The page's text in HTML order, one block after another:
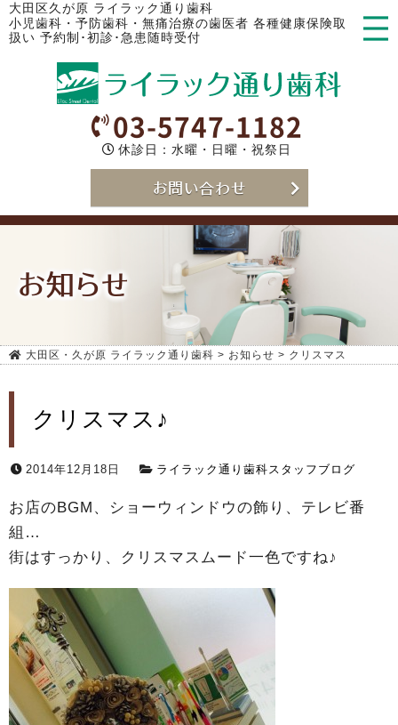
大田区久が原 ライラック通り歯科
小児歯科・予防歯科・無痛治療の歯医者 各種健康保険取
扱い 予約制･初診･急患随時受付
03-5747-1182
休診日：水曜・日曜・祝祭日
お問い合わせ
お知らせ
大田区・久が原 ライラック通り歯科 > お知らせ > クリスマス
クリスマス♪
2014年12月18日 ライラック通り歯科スタッフブログ
お店のBGM、ショーウィンドウの飾り、テレビ番
組…
街はすっかり、クリスマスムード一色ですね♪